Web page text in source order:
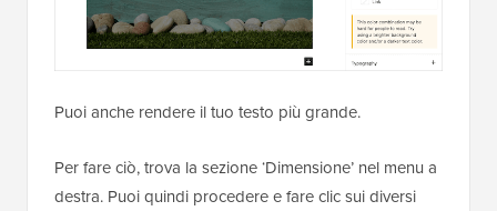
Puoi anche rendere il tuo testo più grande.
Per fare ciò, trova la sezione ‘Dimensione’ nel menu a
destra. Puoi quindi procedere e fare clic sui diversi